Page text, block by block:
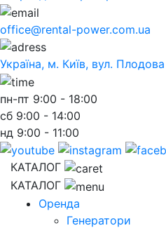
office@rental-power.com.ua
Україна, м. Київ, вул. Плодова
пн-пт 9:00 - 18:00
сб 9:00 - 14:00
нд 9:00 - 11:00
КАТАЛОГ
КАТАЛОГ
Оренда
Генератори